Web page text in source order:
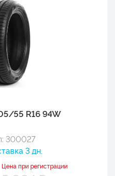
55 R16 94W
300027
3 дн.
Цена при регистрации